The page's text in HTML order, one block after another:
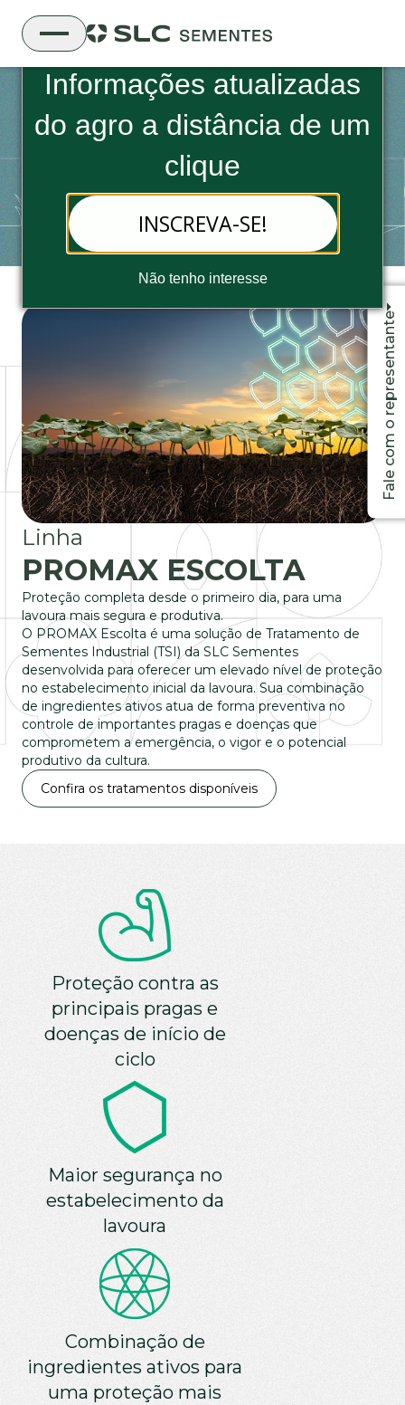
Boletim Informativo da SLC Sementes
Informações atualizadas
do agro a distância de um
clique
INSCREVA-SE!
Não tenho interesse
TRATAMENTO DE SEMENTES
INDUSTRIAL ALGODÃO
PROMAX ESCOLTA
PROTEÇÃO COMPLETA DESDE O PRIMEIRO DIA,
PARA UMA LAVOURA MAIS SEGURA E
PRODUTIVA.
Linha
PROMAX ESCOLTA
Proteção completa desde o primeiro dia, para uma
lavoura mais segura e produtiva.
O PROMAX Escolta é uma solução de Tratamento de
Sementes Industrial (TSI) da SLC Sementes
desenvolvida para oferecer um elevado nível de proteção
no estabelecimento inicial da lavoura. Sua combinação
de ingredientes ativos atua de forma preventiva no
controle de importantes pragas e doenças que
comprometem a emergência, o vigor e o potencial
produtivo da cultura.
Confira os tratamentos disponíveis
Proteção contra as
principais pragas e
doenças de início de
ciclo
Maior segurança no
estabelecimento da
lavoura
Combinação de
ingredientes ativos para
uma proteção mais
Fale com o representante